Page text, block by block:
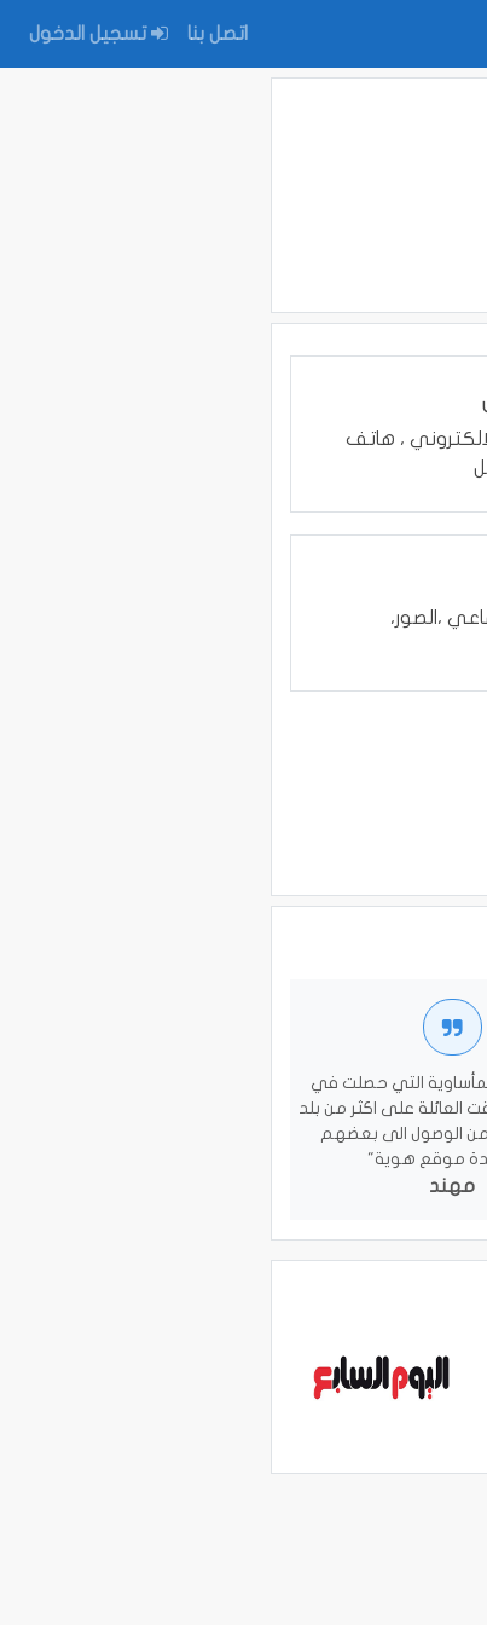
اتصل بنا تسجيل الدخول
، هاتف
،الصور،
التي حصلت في
العائلة على اكثر من بلد
الوصول الى بعضهم
موقع هوية"
مهند